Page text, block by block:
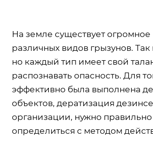
На земле существует огромное
различных видов грызунов.
но каждый тип имеет свой
распознавать опасность. Для
эффективно была выполнена
объектов, дератизация
организации, нужно правильно
определиться с методом